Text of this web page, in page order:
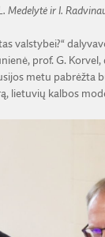
Medelytė ir I.
valstybei?“
prof. G.
metu
lietuvių kalbos